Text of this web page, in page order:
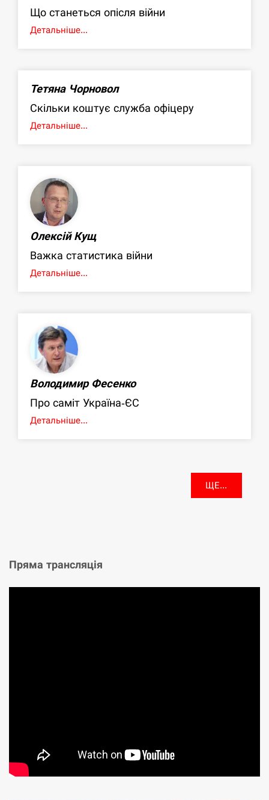
Що станеться опісля війни
Детальніше...
Тетяна Чорновол
Скільки коштує служба офіцеру
Детальніше...
Олексій Кущ
Важка статистика війни
Детальніше...
Володимир Фесенко
Про саміт Україна-ЄС
Детальніше...
ЩЕ...
Пряма трансляція